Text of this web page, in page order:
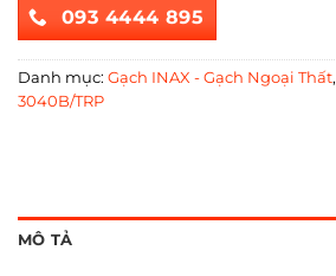
093 4444 895
Danh mục: Gạch INAX - Gạch Ngoại Thất,
3040B/TRP
MÔ TẢ